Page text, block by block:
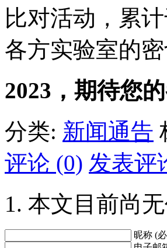
比对活动，累
各方实验室的
2023，期待您的
分类: 新闻通告
评论 (0) 发表评
本文目前尚
昵称 (